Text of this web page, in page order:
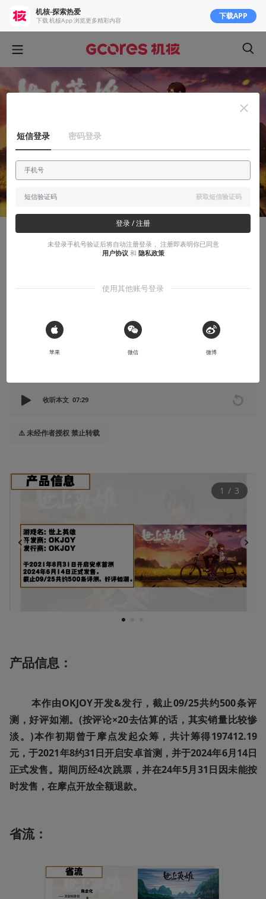
闲余official
收听本文 07:29
⚠️ 未经作者授权 禁止转载
1
1 / 3
产品信息：
测，好评如潮。(按评论×20去估算的话，其实销量比较惨
淡。)本作初期曾于摩点发起众筹，共计筹得197412.19
元，于2021年8约31日开启安卓首测，并于2024年6月14日
正式发售。期间历经4次跳票，并在24年5月31日因未能按
时发售，在摩点开放全额退款。
省流：
机核-探索热爱
下载 机核App 浏览更多精彩内容 下载APP
短信登录 密码登录
获取短信验证码
登录 / 注册
未登录手机号验证后将自动注册登录， 注册即表明你已同意
用户协议 和 隐私政策
使用其他账号登录
 Sign in with Apple
苹果 微信 微博